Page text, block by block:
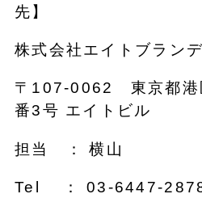
先】
株式会社エイトブラン
〒107-0062 東京都港
番3号 エイトビル
担当 ： 横山
Tel ： 03-6447-